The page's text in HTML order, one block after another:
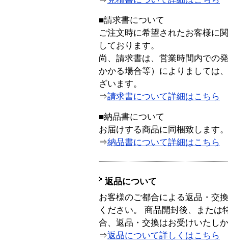
■請求書について
ご注文時に希望されたお客様に
しております。
尚、請求書は、営業時間内での
かかる場合等）によりましては
ざいます。
⇒請求書について詳細はこちら
■納品書について
お届けする商品に同梱致します。
⇒納品書について詳細はこちら
返品について
お客様のご都合による返品・交
ください。 商品開封後、または
合、返品・交換はお受けいたし
⇒返品について詳しくはこちら